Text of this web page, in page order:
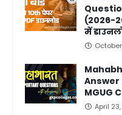
(2026-
में
Answer
MGUG
April